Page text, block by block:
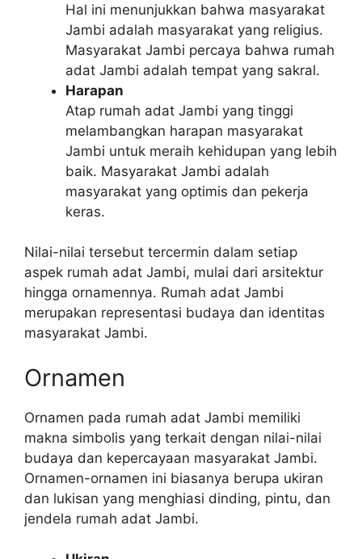
Hal ini menunjukkan bahwa masyarakat
Jambi adalah masyarakat yang religius.
Masyarakat Jambi percaya bahwa rumah
adat Jambi adalah tempat yang sakral.
Harapan
Atap rumah adat Jambi yang tinggi
melambangkan harapan masyarakat
Jambi untuk meraih kehidupan yang lebih
baik. Masyarakat Jambi adalah
masyarakat yang optimis dan pekerja
keras.
Nilai-nilai tersebut tercermin dalam setiap
aspek rumah adat Jambi, mulai dari arsitektur
hingga ornamennya. Rumah adat Jambi
merupakan representasi budaya dan identitas
masyarakat Jambi.
Ornamen
Ornamen pada rumah adat Jambi memiliki
makna simbolis yang terkait dengan nilai-nilai
budaya dan kepercayaan masyarakat Jambi.
Ornamen-ornamen ini biasanya berupa ukiran
dan lukisan yang menghiasi dinding, pintu, dan
jendela rumah adat Jambi.